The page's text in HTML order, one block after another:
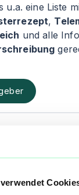
u.a. eine Liste
,
und alle
| Cannabis
35